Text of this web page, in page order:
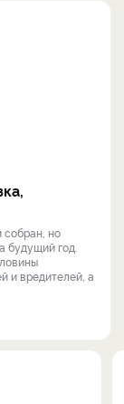
собран, но
будущий год.
и вредителей, а